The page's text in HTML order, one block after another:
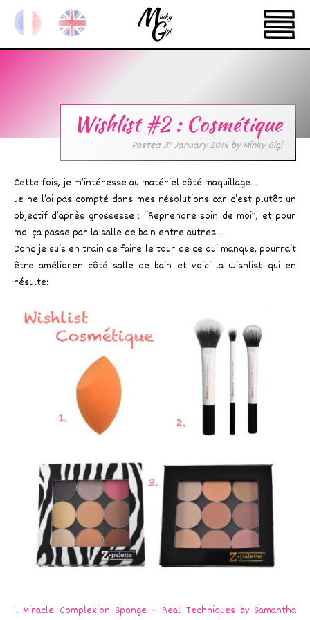
Wishlist #2 : Cosmétique
Posted31 January 2014byMinky Gigi
Cette fois, je m’intéresse au matériel côté maquillage…
Je ne l’ai pas compté dans mes résolutions car c’est plutôt un
objectif d’après grossesse : “Reprendre soin de moi”, et pour
moi ça passe par la salle de bain entre autres…
Donc je suis en train de faire le tour de ce qui manque, pourrait
être améliorer côté salle de bain et voici la wishlist qui en
résulte:
1.Miracle Complexion Sponge – Real Techniques by Samantha